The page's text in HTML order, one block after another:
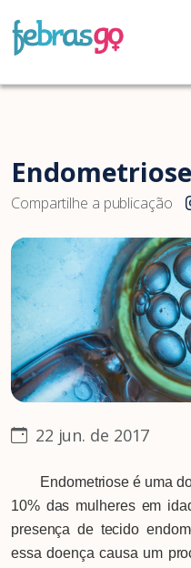
Compartilhe a publicação
22 jun. de 2017
Endometriose é uma
10% das mulheres em
presença de tecido
essa doença causa um